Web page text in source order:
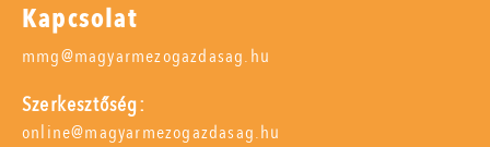
Kapcsolat
mmg@magyarmezogazdasag.hu
Szerkesztőség:
online@magyarmezogazdasag.hu